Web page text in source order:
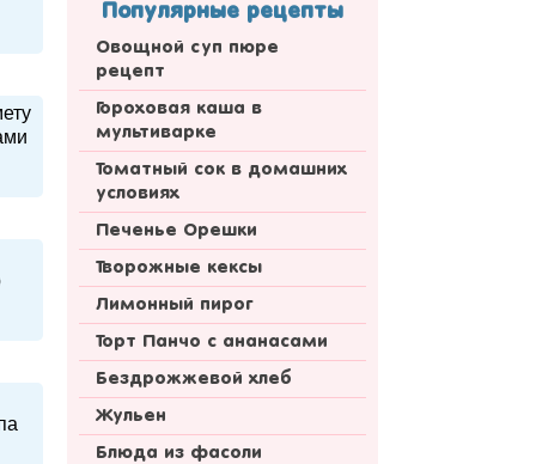
Популярные рецепты
Овощной суп пюре
рецепт
Гороховая каша в
мультиварке
Томатный сок в домашних
условиях
Печенье Орешки
Творожные кексы
Лимонный пирог
Торт Панчо с ананасами
Бездрожжевой хлеб
Жульен
Блюда из фасоли